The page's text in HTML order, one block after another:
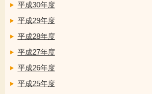
平成30年度
平成29年度
平成28年度
平成27年度
平成26年度
平成25年度